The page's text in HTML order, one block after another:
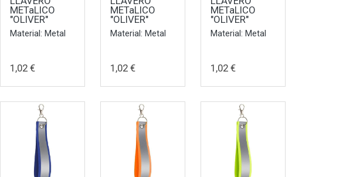
METaLICO
"OLIVER"
Material: Metal
1,02 €
METaLICO
"OLIVER"
Material: Metal
1,02 €
METaLICO
"OLIVER"
Material: Metal
1,02 €